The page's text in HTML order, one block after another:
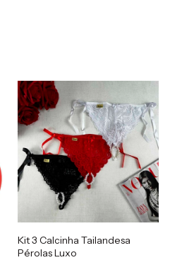
Kit 3 Calcinha Tailandesa
Pérolas Luxo